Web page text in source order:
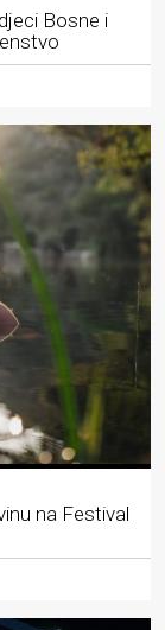
Bosne i
na Festival